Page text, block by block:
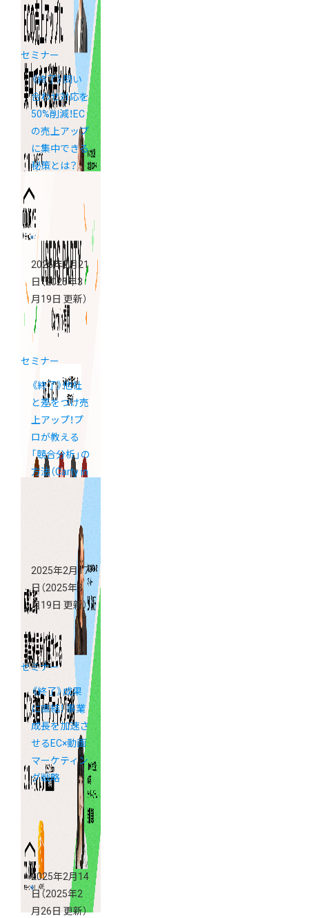
セミナー
《終了》問い
合わせ対応を
50%削減！EC
の売上アップ
に集中できる
秘策とは？
2025年2月21
日 （2025年3
月19日 更新）
セミナー
《終了》他社
と差をつけ売
上アップ！プ
ロが教える
「競合分析」の
方法（Carty in
2025年2月17
日 （2025年3
月19日 更新）
セミナー
《終了》成果
に直結！ 事業
成長を加速さ
せるEC×動画
マーケティン
グ戦略
2025年2月14
日 （2025年2
月26日 更新）